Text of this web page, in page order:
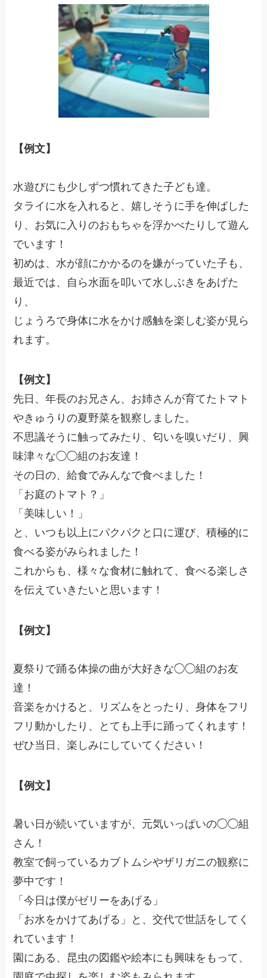
【例文】
水遊びにも少しずつ慣れてきた子ども達。
タライに水を入れると、嬉しそうに手を伸ばした
り、お気に入りのおもちゃを浮かべたりして遊ん
でいます！
初めは、水が顔にかかるのを嫌がっていた子も、
最近では、自ら水面を叩いて水しぶきをあげた
り、
じょうろで身体に水をかけ感触を楽しむ姿が見ら
れます。
【例文】
先日、年長のお兄さん、お姉さんが育てたトマト
やきゅうりの夏野菜を観察しました。
不思議そうに触ってみたり、匂いを嗅いだり、興
味津々な◯◯組のお友達！
その日の、給食でみんなで食べました！
「お庭のトマト？」
「美味しい！」
と、いつも以上にパクパクと口に運び、積極的に
食べる姿がみられました！
これからも、様々な食材に触れて、食べる楽しさ
を伝えていきたいと思います！
【例文】
夏祭りで踊る体操の曲が大好きな◯◯組のお友
達！
音楽をかけると、リズムをとったり、身体をフリ
フリ動かしたり、とても上手に踊ってくれます！
ぜひ当日、楽しみにしていてください！
【例文】
暑い日が続いていますが、元気いっぱいの◯◯組
さん！
教室で飼っているカブトムシやザリガニの観察に
夢中です！
「今日は僕がゼリーをあげる」
「お水をかけてあげる」と、交代で世話をしてく
れています！
園にある、昆虫の図鑑や絵本にも興味をもって、